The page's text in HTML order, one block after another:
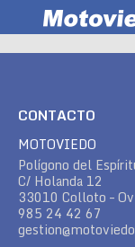
CONTACTO
MOTOVIEDO
Polígono del
C/ Holanda 12
33010 Colloto –
985 24 42 67